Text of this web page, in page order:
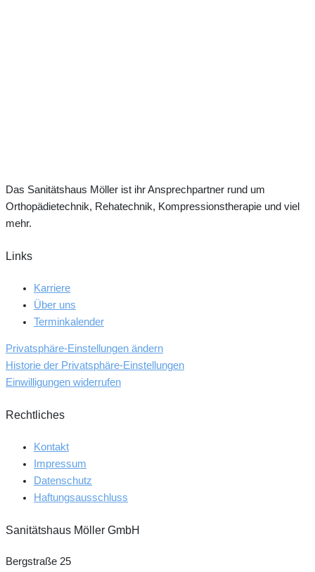
Das Sanitätshaus Möller ist ihr Ansprechpartner rund um
Orthopädie­technik, Rehatechnik, Kompressionstherapie und viel
mehr.
Links
Karriere
Über uns
Terminkalender
Privatsphäre-Einstellungen ändern
Historie der Privatsphäre-Einstellungen
Einwilligungen widerrufen
Rechtliches
Kontakt
Impressum
Datenschutz
Haftungsausschluss
Sanitätshaus Möller GmbH
Bergstraße 25